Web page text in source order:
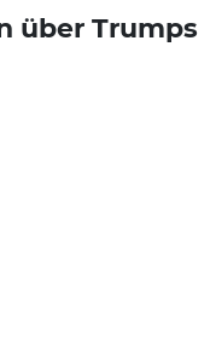
über Trumps